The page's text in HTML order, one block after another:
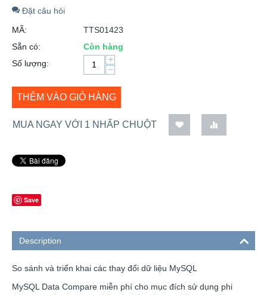
Đặt câu hỏi
MÃ:
TTS01423
Sẵn có:
Còn hàng
Số lượng:
+
−
THÊM VÀO GIỎ HÀNG
MUA NGAY VỚI 1 NHẤP CHUỘT
Save
Description
So sánh và triển khai các thay đổi dữ liệu MySQL
MySQL Data Compare miễn phí cho mục đích sử dụng phi